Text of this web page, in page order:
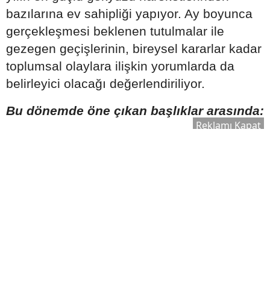
bazılarına ev sahipliği yapıyor. Ay boyunca
gerçekleşmesi beklenen tutulmalar ile
gezegen geçişlerinin, bireysel kararlar kadar
toplumsal olaylara ilişkin yorumlarda da
belirleyici olacağı değerlendiriliyor.
Bu dönemde öne çıkan başlıklar arasında:
Reklamı Kapat